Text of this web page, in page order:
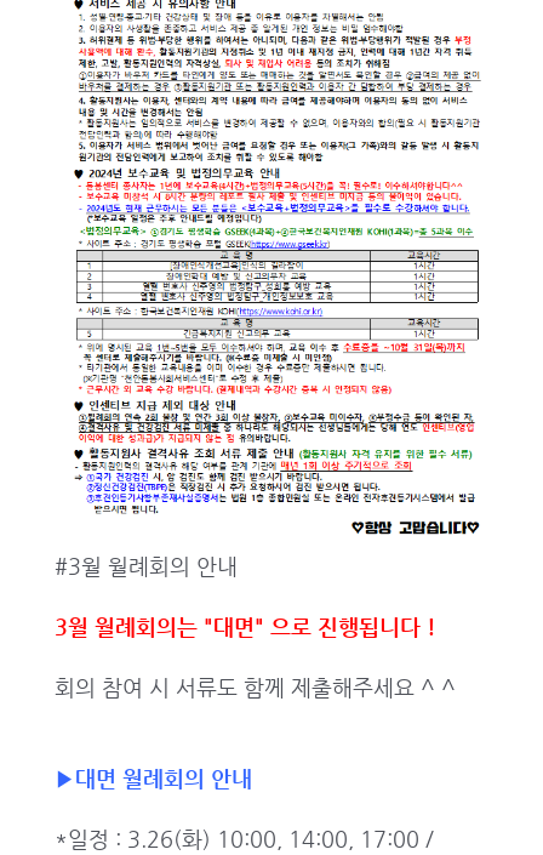
#3월 월례회의 안내
3월 월례회의는 "대면" 으로 진행됩니다 !
회의 참여 시 서류도 함께 제출해주세요 ^ ^
▶대면 월례회의 안내
*일정 : 3.26(화) 10:00, 14:00, 17:00 /